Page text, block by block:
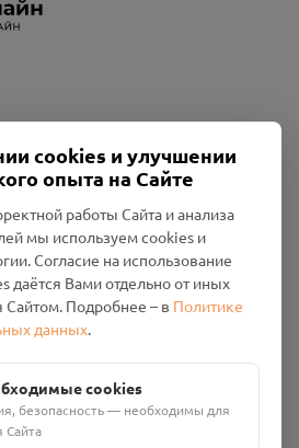
ответственностью «Смоленский
Смоленская область, р-н
Западная, д. 26А, пом. 18
cookies и улучшении
опыта на Сайте
работы Сайта и анализа
мы используем cookies и
Согласие на использование
даётся Вами отдельно от иных
Сайтом. Подробнее – в Политике
данных.
cookies
безопасность — необходимы для
Сайта